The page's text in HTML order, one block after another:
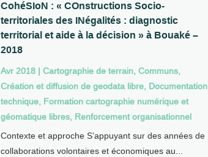
CohéSIoN : « COnstructions Socio-
territoriales des INégalités : diagnostic
territorial et aide à la décision » à Bouaké –
2018
Avr 2018 |Cartographie de terrain,Communs,
Création et diffusion de geodata libre, Documentation
technique, Formation cartographie numérique et
géomatique libres, Renforcement organisationnel
Contexte et approche S’appuyant sur des années de
collaborations volontaires et économiques au...